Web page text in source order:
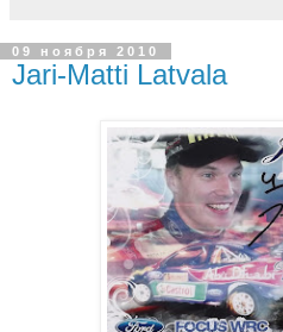
09 ноября 2010
Jari-Matti Latvala